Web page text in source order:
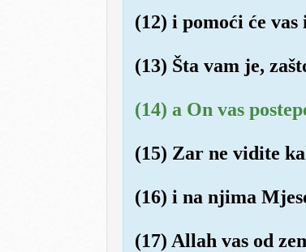
(12) i pomoći će
(13) Šta vam je,
(14) a On vas
(15) Zar ne vidite
(16) i na njima
(17) Allah vas od